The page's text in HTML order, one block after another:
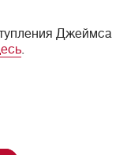
Джеймса
.